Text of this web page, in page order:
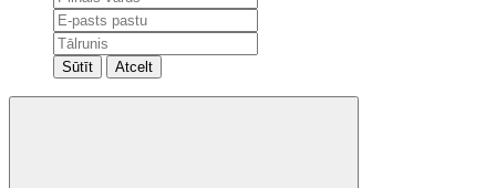
Sūtīt Atcelt